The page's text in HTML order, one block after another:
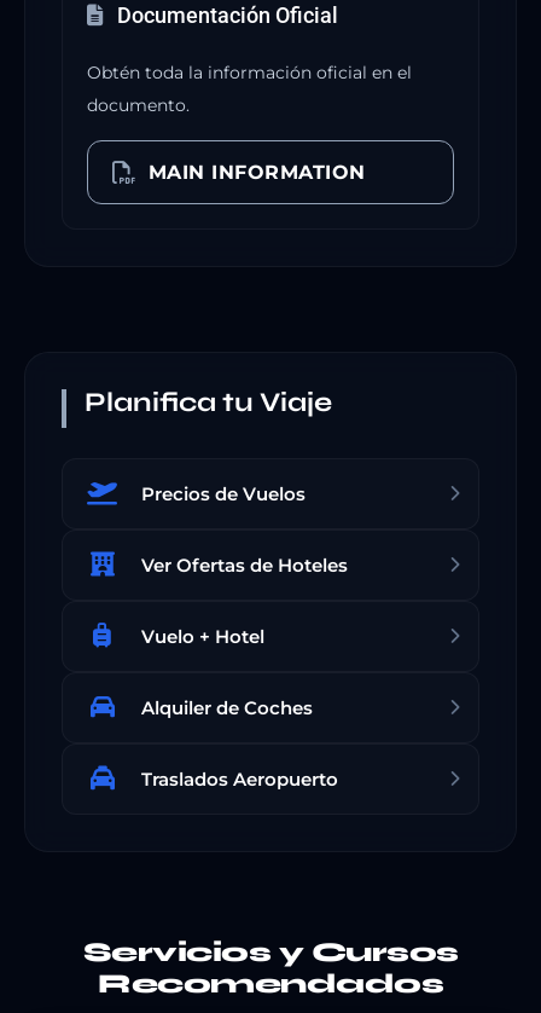
Documentación Oficial
Obtén toda la información oficial en el
documento.
MAIN INFORMATION
Planifica tu Viaje
Precios de Vuelos
Ver Ofertas de Hoteles
Vuelo + Hotel
Alquiler de Coches
Traslados Aeropuerto
Servicios y Cursos
Recomendados